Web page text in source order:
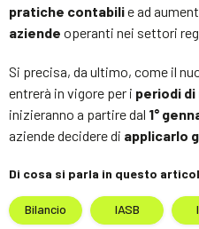
pratiche contabilie ad
aziende operanti nei settori
Si precisa, da ultimo, come il
entrerà in vigore per i periodi
inizieranno a partire dal 1°
aziende decidere di applicarlo
Di cosa si parla in questo
Bilancio IASB